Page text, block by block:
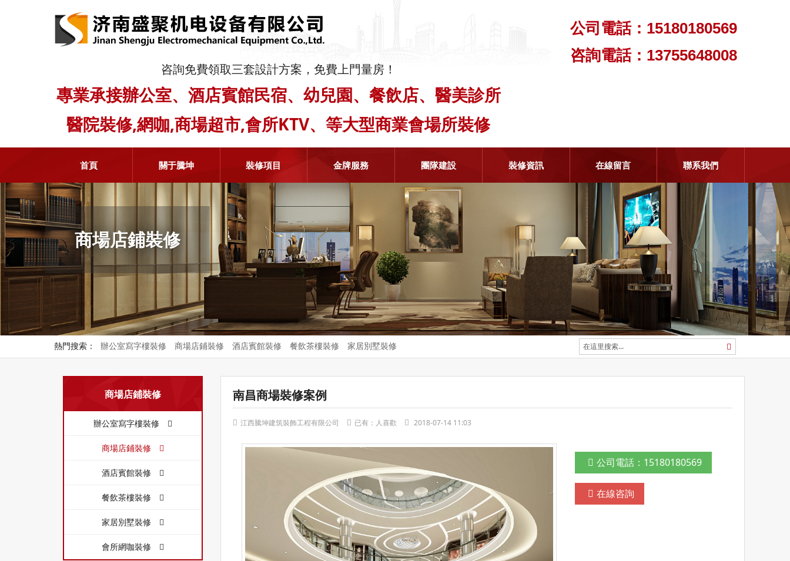
咨詢免費領取三套設計方案，免費上門量房！
專業承接辦公室、酒店賓館民宿、幼兒園、餐飲店、醫美診所
醫院裝修,網咖,商場超市,會所KTV、等大型商業會場所裝修
公司電話：15180180569
咨詢電話：13755648008
首頁 關于騰坤 裝修項目 金牌服務 團隊建設 裝修資訊 在線留言 聯系我們
商場店鋪裝修
熱門搜索： 辦公室寫字樓裝修 商場店鋪裝修 酒店賓館裝修 餐飲茶樓裝修 家居別墅裝修
商場店鋪裝修
辦公室寫字樓裝修
商場店鋪裝修
酒店賓館裝修
餐飲茶樓裝修
家居別墅裝修
會所網咖裝修
南昌商場裝修案例
江西騰坤建筑裝飾工程有限公司 已有： 人喜歡 2018-07-14 11:03
公司電話：15180180569
在線咨詢